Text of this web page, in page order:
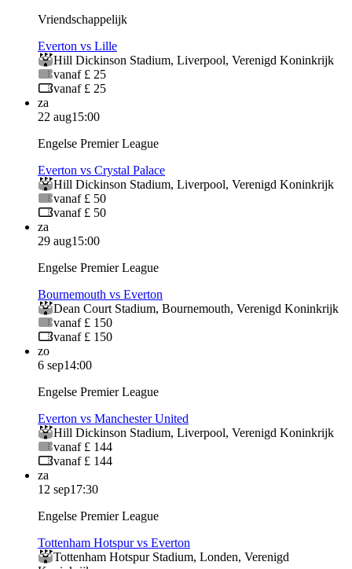
Vriendschappelijk
Everton vs Lille
Hill Dickinson Stadium, Liverpool, Verenigd Koninkrijk
vanaf £ 25
vanaf £ 25
za
22 aug15:00
Engelse Premier League
Everton vs Crystal Palace
Hill Dickinson Stadium, Liverpool, Verenigd Koninkrijk
vanaf £ 50
vanaf £ 50
za
29 aug15:00
Engelse Premier League
Bournemouth vs Everton
Dean Court Stadium, Bournemouth, Verenigd Koninkrijk
vanaf £ 150
vanaf £ 150
zo
6 sep14:00
Engelse Premier League
Everton vs Manchester United
Hill Dickinson Stadium, Liverpool, Verenigd Koninkrijk
vanaf £ 144
vanaf £ 144
za
12 sep17:30
Engelse Premier League
Tottenham Hotspur vs Everton
Tottenham Hotspur Stadium, Londen, Verenigd